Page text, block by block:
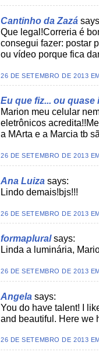
Cantinho da Zazá
Que legal!Correria é
consegui fazer: postar
ou vídeo porque fica
26 DE SETEMBRO DE 2013
Eu que fiz... ou quase
Marion meu celular
eletrônicos
a MArta e a Marcia tb
26 DE SETEMBRO DE 2013
Ana Luiza says:
Lindo demais!bjs!!!
26 DE SETEMBRO DE 2013
formaplural says:
Linda a luminária,
26 DE SETEMBRO DE 2013
Angela says:
You do have talent! I
and beautiful. Here we
26 DE SETEMBRO DE 2013